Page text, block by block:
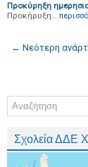
Προκύρηξη
Προκήρυξη…
← Νεότερη
Σχολεία ΔΔΕ